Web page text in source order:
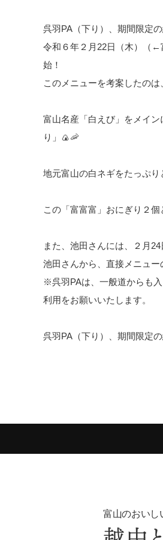
呉羽PA（下り）、期間限定
令和６年２月22日（木）（←
始！
このメニューを考案したの
富山名産「白えび」をメイ
り」🍙🦐
地元富山の白ネギをたっぷ
この「富富富」おにぎり２
また、池田さんには、２月
池田さんから、直接メニュ
※呉羽PAは、一般道からも
利用をお願いいたします。
呉羽PA（下り）、期間限定
富山のおいし